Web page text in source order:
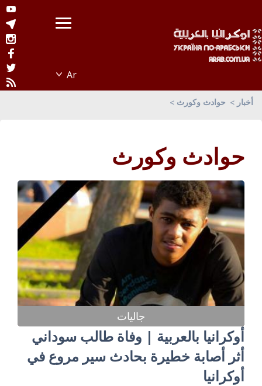
أخبار حوادث وكورث
حوادث وكورث
جاليات
أوكرانيا بالعربية | وفاة طالب سوداني
أثر أصابة خطيرة بحادث سير مروع في
أوكرانيا